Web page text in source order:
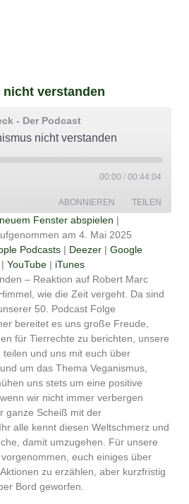
nicht verstanden
- Der Podcast
nicht verstanden
00:00 / 00:44:04
ABONNIEREN TEILEN
Google Podcasts
Spotify
iTunes
Fenster abspielen |
am 4. Mai 2025
Podcasts | Deezer | Google
| YouTube | iTunes
– Reaktion auf Robert Marc
wie die Zeit vergeht. Da sind
50. Podcast Folge
bereitet es uns große Freude,
für Tierrechte zu berichten, unsere
und uns mit euch über
um das Thema Veganismus,
uns stets um eine positive
wir nicht immer verbergen
ganze Scheiß mit der
alle kennt diesen Weltschmerz und
damit umzugehen. Für unsere
euch einiges über
zu erzählen, aber kurzfristig
Bord geworfen.